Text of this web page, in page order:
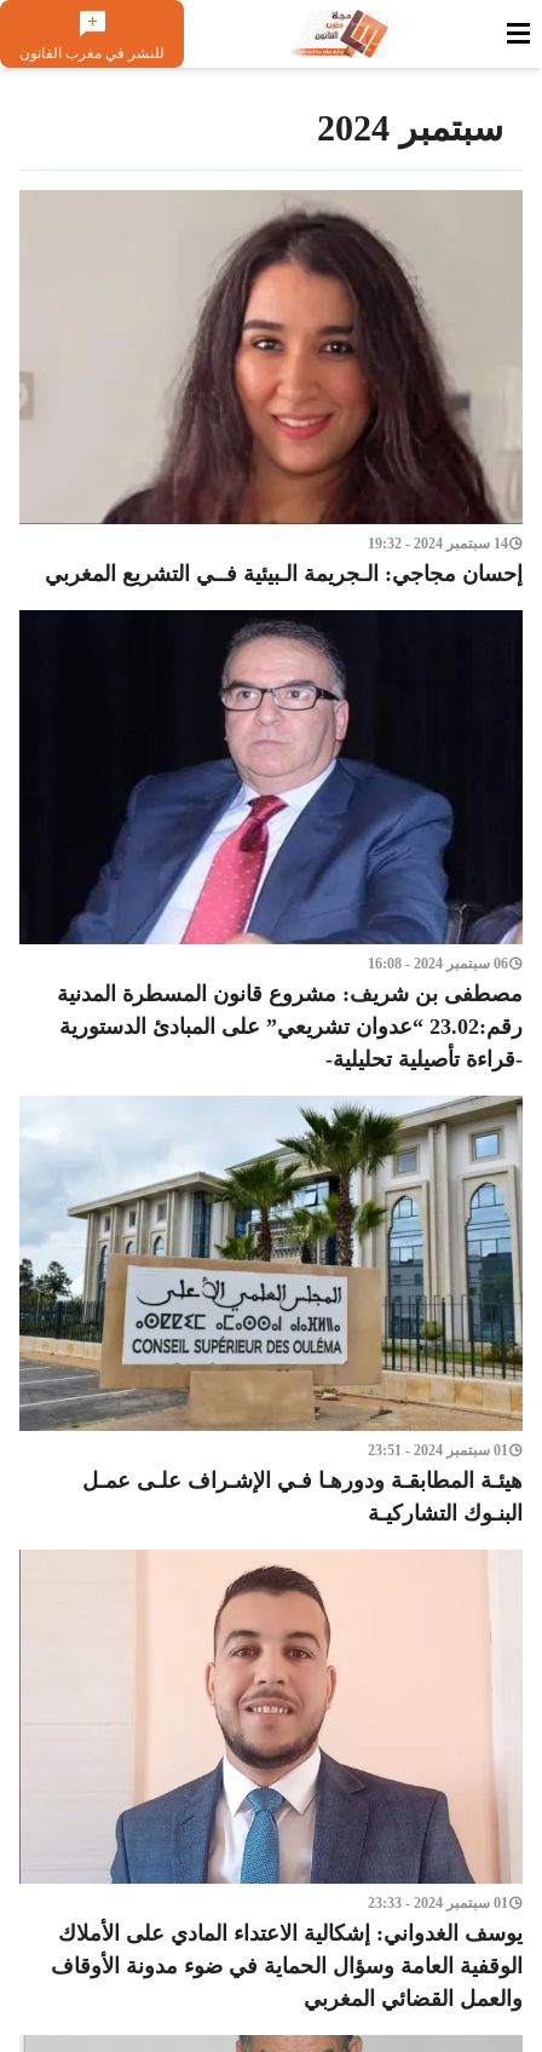
للنشر في مغرب القانون
سبتمبر 2024
14 سبتمبر 2024 - 19:32
إحسان مجاجي: الـجريمة الـبيئية فــي التشريع المغربي
06 سبتمبر 2024 - 16:08
مصطفى بن شريف: مشروع قانون المسطرة المدنية
رقم:23.02 “عدوان تشريعي” على المبادئ الدستورية
-قراءة تأصيلية تحليلية-
01 سبتمبر 2024 - 23:51
هيئـة المطابقـة ودورهـا فـي الإشـراف علـى عمـل
البنـوك التشاركيـة
01 سبتمبر 2024 - 23:33
يوسف الغدواني: إشكالية الاعتداء المادي على الأملاك
الوقفية العامة وسؤال الحماية في ضوء مدونة الأوقاف
والعمل القضائي المغربي